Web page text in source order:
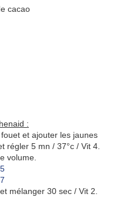
cacao
:
et ajouter les jaunes
régler 5 mn / 37°c / Vit 4.
volume.
mélanger 30 sec / Vit 2.